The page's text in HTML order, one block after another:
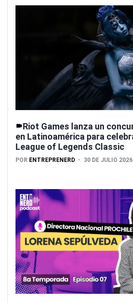
Riot Games lanza un
en Latinoamérica para
League of Legends Classic
POR ENTREPRENERD 30 DE JULIO